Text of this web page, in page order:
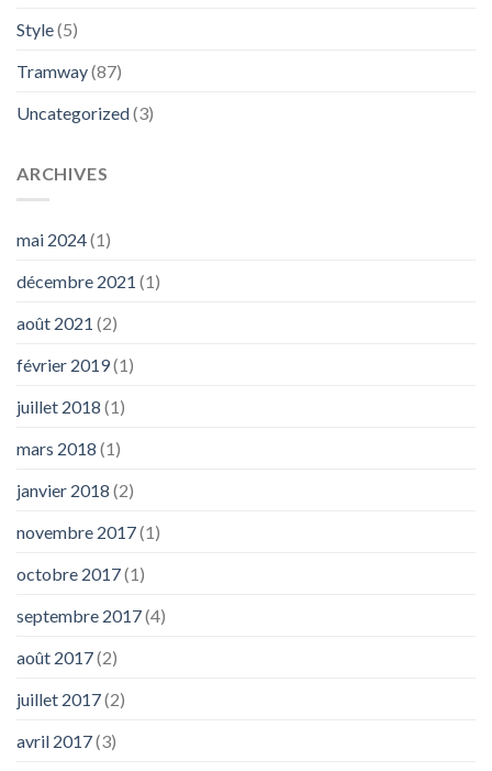
Style(5)
Tramway(87)
Uncategorized(3)
ARCHIVES
mai 2024(1)
décembre 2021 (1)
août 2021 (2)
février 2019(1)
juillet 2018 (1)
mars 2018 (1)
janvier 2018 (2)
novembre 2017(1)
octobre 2017(1)
septembre 2017(4)
août 2017(2)
juillet 2017(2)
avril 2017(3)